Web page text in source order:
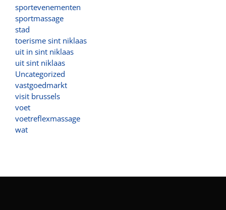
sportevenementen
sportmassage
stad
toerisme sint niklaas
uit in sint niklaas
uit sint niklaas
Uncategorized
vastgoedmarkt
visit brussels
voet
voetreflexmassage
wat